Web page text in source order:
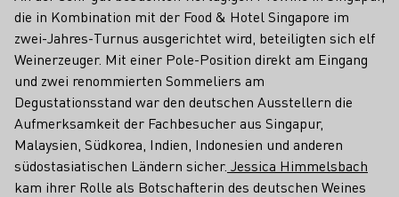
die in Kombination mit der Food & Hotel Singapore im
zwei-Jahres-Turnus ausgerichtet wird, beteiligten sich elf
Weinerzeuger. Mit einer Pole-Position direkt am Eingang
und zwei renommierten Sommeliers am
Degustationsstand war den deutschen Ausstellern die
Aufmerksamkeit der Fachbesucher aus Singapur,
Malaysien, Südkorea, Indien, Indonesien und anderen
südostasiatischen Ländern sicher. Jessica Himmelsbach
kam ihrer Rolle als Botschafterin des deutschen Weines